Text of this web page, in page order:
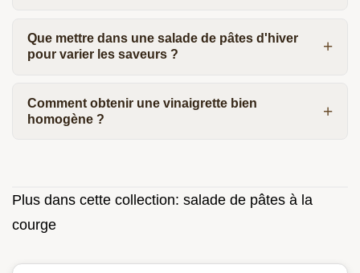
Que mettre dans une salade de pâtes d'hiver
pour varier les saveurs ?
Comment obtenir une vinaigrette bien
homogène ?
Plus dans cette collection: salade de pâtes à la
courge